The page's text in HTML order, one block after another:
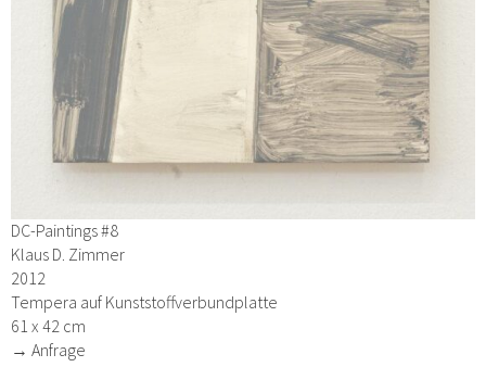
DC-Paintings #8
Klaus D. Zimmer
2012
Tempera auf Kunststoffverbundplatte
61 x 42 cm
→ Anfrage